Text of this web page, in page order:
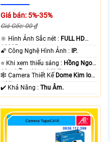
Giá bán: 5%-35%
Giá Gốc: 00 ₫
🔆 Hình Ảnh Sắc nét : FULL HD
1080P .
🌠 Công Nghệ Hình Ảnh :
IP.
⭐ Khi xem thiếu sáng : Hồng Ngoại
10m Hồng Ngoại SMD.
🕸️ Camera Thiết Kế Dome Kim loại
+ Nhựa.
️✔️ Khả Năng :Thu Âm.